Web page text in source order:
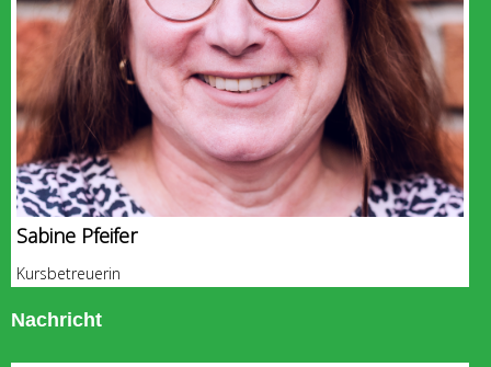
Sabine Pfeifer
Kursbetreuerin
Nachricht